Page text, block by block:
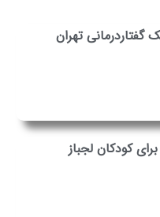
گفتاردرمانی تهران
کودکان لجباز